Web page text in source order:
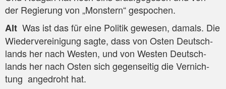
der Regie­rung von „Mons­tern“ gespochen.
Alt Was ist das für eine Poli­tik gewe­sen, damals. Die
Wie­der­ver­ei­ni­gung sag­te, dass von Osten Deutsch­
lands her nach Wes­ten, und von Wes­ten Deutsch­
lands her nach Osten sich gegen­sei­tig die Ver­nich­
tung ange­droht hat.